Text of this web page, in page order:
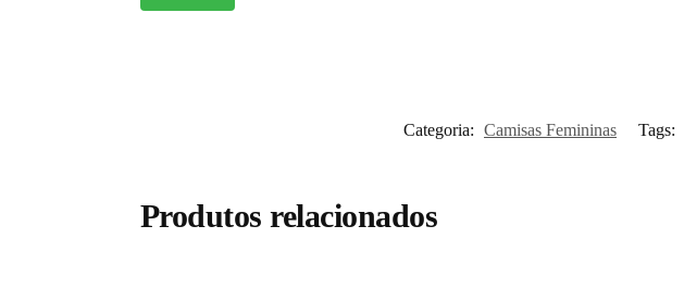
Categoria: Camisas Femininas Tags:
Produtos relacionados